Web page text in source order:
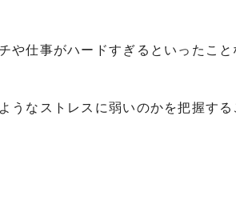
や仕事がハードすぎるといったこと
うなストレスに弱いのかを把握する